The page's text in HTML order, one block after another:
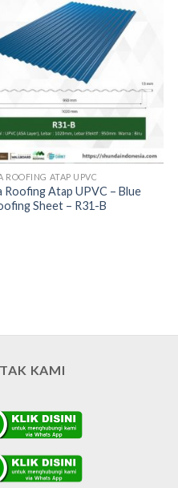
ROOFING ATAP UPVC
Roofing Atap UPVC – Blue
Sheet – R31-B
KAMI